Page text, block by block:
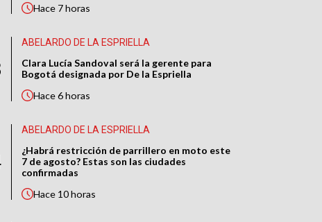
Hace 7 horas
ABELARDO DE LA ESPRIELLA
Clara Lucía Sandoval será la gerente para
Bogotá designada por De la Espriella
Hace6 horas
ABELARDO DE LA ESPRIELLA
¿Habrá restricción de parrillero en moto este
7 de agosto? Estas son las ciudades
confirmadas
Hace 10 horas